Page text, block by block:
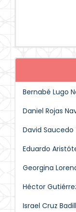
Bernabé Lugo
Daniel Rojas
David Saucedo
Eduardo
Georgina
Héctor
Israel Cruz